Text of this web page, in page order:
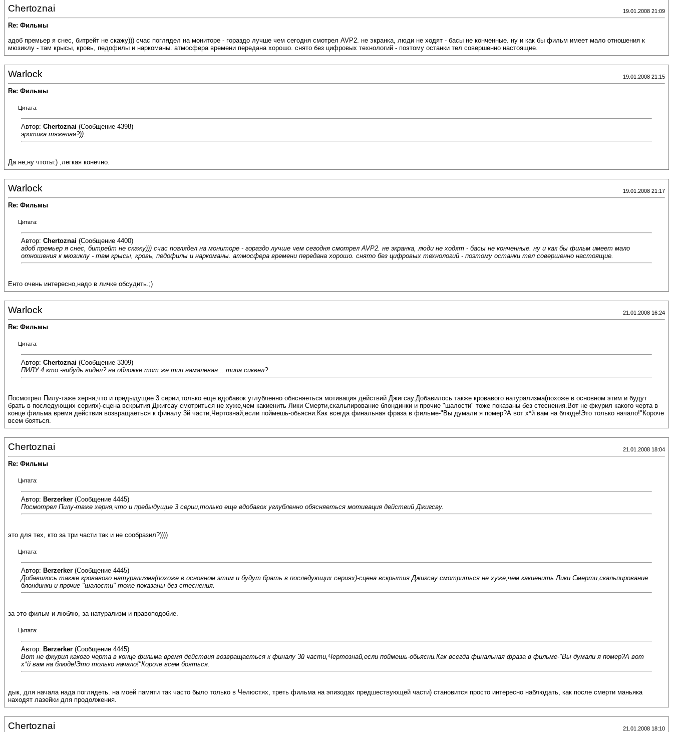
Chertoznai 19.01.2008 21:09
Re: Фильмы
адоб премьер я снес, битрейт не скажу))) счас поглядел на мониторе - гораздо лучше чем сегодня смотрел AVP2. не экранка, люди не ходят - басы не конченные. ну и как бы фильм имеет мало отношения к
мюзиклу - там крысы, кровь, педофилы и наркоманы. атмосфера времени передана хорошо. снято без цифровых технологий - поэтому останки тел совершенно настоящие.
Warlock 19.01.2008 21:15
Re: Фильмы
Цитата:
Автор: Chertoznai (Сообщение 4398)
эротика тяжелая?)).
Да не,ну чтоты:) ,легкая конечно.
Warlock 19.01.2008 21:17
Re: Фильмы
Цитата:
Автор: Chertoznai (Сообщение 4400)
адоб премьер я снес, битрейт не скажу))) счас поглядел на мониторе - гораздо лучше чем сегодня смотрел AVP2. не экранка, люди не ходят - басы не конченные. ну и как бы фильм имеет мало
отношения к мюзиклу - там крысы, кровь, педофилы и наркоманы. атмосфера времени передана хорошо. снято без цифровых технологий - поэтому останки тел совершенно настоящие.
Енто очень интересно,надо в личке обсудить.;)
Warlock 21.01.2008 16:24
Re: Фильмы
Цитата:
Автор: Chertoznai (Сообщение 3309)
ПИЛУ 4 кто -нибудь видел? на обложке тот же тип намалеван... типа сиквел?
Посмотрел Пилу-таже херня,что и предыдущие 3 серии,только еще вдобавок углубленно обясняеться мотивация действий Джигсау.Добавилось также кровавого натурализма(похоже в основном этим и будут
брать в последующих сериях)-сцена вскрытия Джигсау смотриться не хуже,чем какиенить Лики Смерти,скальпирование блондинки и прочие "шалости" тоже показаны без стеснения.Вот не фкурил какого черта в
конце фильма время действия возвращаеться к финалу 3й части,Чертознай,если поймешь-обьясни.Как всегда финальная фраза в фильме-"Вы думали я помер?А вот х*й вам на блюде!Это только начало!"Короче
всем бояться.
Chertoznai 21.01.2008 18:04
Re: Фильмы
Цитата:
Автор: Berzerker (Сообщение 4445)
Посмотрел Пилу-таже херня,что и предыдущие 3 серии,только еще вдобавок углубленно обясняеться мотивация действий Джигсау.
это для тех, кто за три части так и не сообразил?))))
Цитата:
Автор: Berzerker (Сообщение 4445)
Добавилось также кровавого натурализма(похоже в основном этим и будут брать в последующих сериях)-сцена вскрытия Джигсау смотриться не хуже,чем какиенить Лики Смерти,скальпирование
блондинки и прочие "шалости" тоже показаны без стеснения.
за это фильм и люблю, за натурализм и правоподобие.
Цитата:
Автор: Berzerker (Сообщение 4445)
Вот не фкурил какого черта в конце фильма время действия возвращаеться к финалу 3й части,Чертознай,если поймешь-обьясни.Как всегда финальная фраза в фильме-"Вы думали я помер?А вот
х*й вам на блюде!Это только начало!"Короче всем бояться.
дык, для начала нада поглядеть. на моей памяти так часто было только в Челюстях, треть фильма на эпизодах предшествующей части) становится просто интересно наблюдать, как после смерти маньяка
находят лазейки для продолжения.
Chertoznai 21.01.2008 18:10